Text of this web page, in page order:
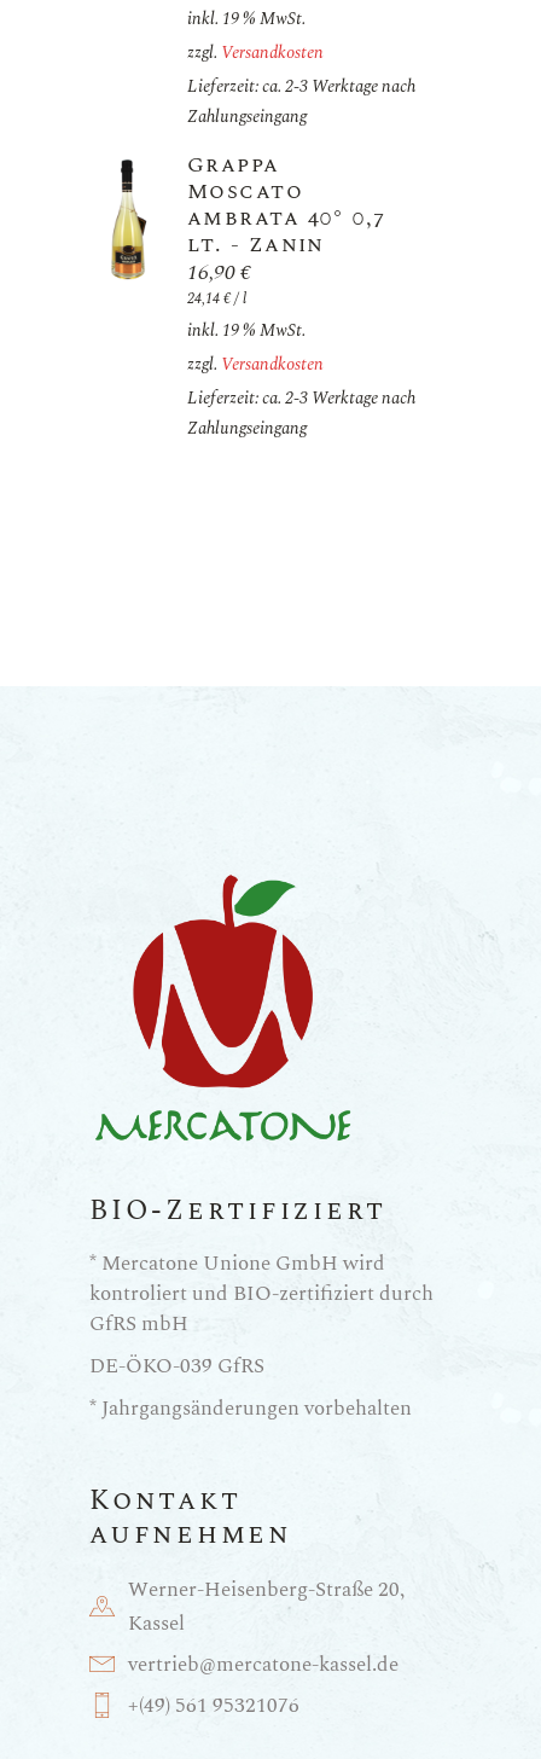
inkl. 19 % MwSt.
zzgl. Versandkosten
Lieferzeit: ca. 2-3 Werktage nach
Zahlungseingang
Grappa
Moscato
ambrata 40° 0,7
lt. - Zanin
16,90€
24,14€/l
inkl. 19 % MwSt.
zzgl. Versandkosten
Lieferzeit: ca. 2-3 Werktage nach
Zahlungseingang
BIO-Zertifiziert
* Mercatone Unione GmbH wird
kontroliert und BIO-zertifiziert durch
GfRS mbH
DE-ÖKO-039 GfRS
* Jahrgangsänderungen vorbehalten
Kontakt
aufnehmen
Werner-Heisenberg-Straße 20,
Kassel
vertrieb@mercatone-kassel.de
+(49) 561 95321076